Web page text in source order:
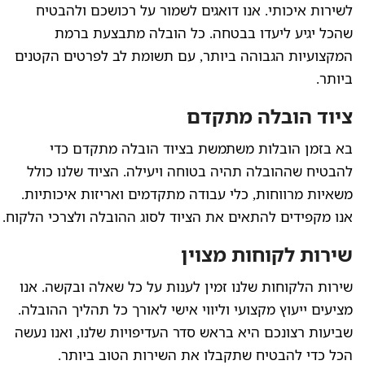
לשירות איכותי. אנו דואגים לשמור על רכושכם ולהבטיח
שהכל יגיע ליעדו בבטחה. כל הובלה מתבצעת ברמת
המקצועיות הגבוהה ביותר, עם תשומת לב לפרטים הקטנים
ביותר.
ציוד הובלה מתקדם
בא בזמן הובלות משתמשת בציוד הובלה מתקדם כדי
להבטיח שההובלה תהיה בטוחה ויעילה. הציוד שלנו כולל
משאיות מרווחות, כלי עבודה מתקדמים ואריזות איכותיות.
אנו מקפידים להתאים את הציוד לסוג ההובלה ולצרכי הלקוח.
שירות לקוחות מצוין
שירות הלקוחות שלנו זמין לענות על כל שאלה ובקשה. אנו
מציעים ייעוץ מקצועי וליווי אישי לאורך כל תהליך ההובלה.
שביעות רצונכם היא בראש סדר העדיפויות שלנו, ואנו נעשה
הכל כדי להבטיח שתקבלו את השירות הטוב ביותר.